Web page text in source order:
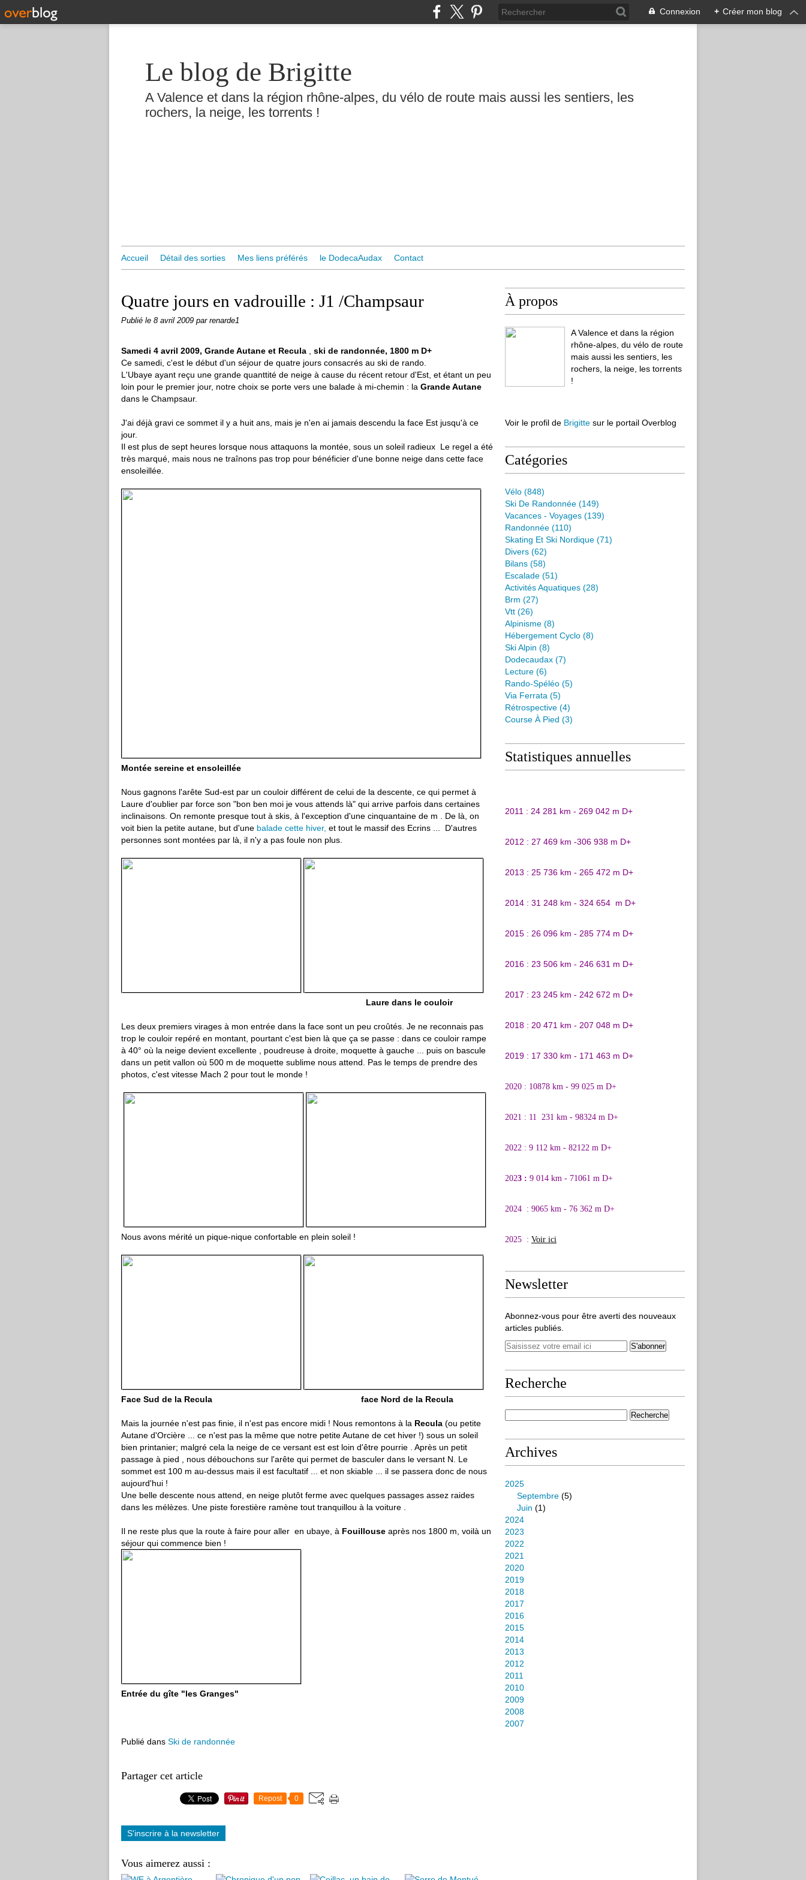
Connexion + Créer mon blog
Le blog de Brigitte
A Valence et dans la région rhône-alpes, du vélo de route mais aussi les sentiers, les
rochers, la neige, les torrents !
Accueil Détail des sorties Mes liens préférés le DodecaAudax Contact
Quatre jours en vadrouille : J1 /Champsaur
Publié le 8 avril 2009 par renarde1
Samedi 4 avril 2009, Grande Autane et Recula
ski de randonnée, 1800 m D+
Ce samedi, c'est le début d'un séjour de quatre jours consacrés au ski de rando.
L'Ubaye ayant reçu une grande quanttité de neige à cause du récent retour d'Est, et étant un peu
loin pour le premier jour, notre choix se porte vers une balade à mi-chemin : la Grande Autane
dans le Champsaur.
J'ai déjà gravi ce sommet il y a huit ans, mais je n'en ai jamais descendu la face Est jusqu'à ce
jour.
Il est plus de sept heures lorsque nous attaquons la montée, sous un soleil radieux Le regel a été
très marqué, mais nous ne traînons pas trop pour bénéficier d'une bonne neige dans cette face
ensoleillée.
Montée sereine et ensoleillée
Nous gagnons l'arête Sud-est par un couloir différent de celui de la descente, ce qui permet à
Laure d'oublier par force son "bon ben moi je vous attends là" qui arrive parfois dans certaines
inclinaisons. On remonte presque tout à skis, à l'exception d'une cinquantaine de m . De là, on
voit bien la petite autane, but d'une balade cette hiver, et tout le massif des Ecrins ... D'autres
personnes sont montées par là, il n'y a pas foule non plus.
Laure dans le couloir
Les deux premiers virages à mon entrée dans la face sont un peu croûtés. Je ne reconnais pas
trop le couloir repéré en montant, pourtant c'est bien là que ça se passe : dans ce couloir rampe
à 40° où la neige devient excellente , poudreuse à droite, moquette à gauche ... puis on bascule
dans un petit vallon où 500 m de moquette sublime nous attend. Pas le temps de prendre des
photos, c'est vitesse Mach 2 pour tout le monde !
Nous avons mérité un pique-nique confortable en plein soleil !
Face Sud de la Recula face Nord de la Recula
Mais la journée n'est pas finie, il n'est pas encore midi ! Nous remontons à la Recula (ou petite
Autane d'Orcière ... ce n'est pas la même que notre petite Autane de cet hiver !) sous un soleil
bien printanier; malgré cela la neige de ce versant est est loin d'être pourrie . Après un petit
passage à pied , nous débouchons sur l'arête qui permet de basculer dans le versant N. Le
sommet est 100 m au-dessus mais il est facultatif ... et non skiable ... il se passera donc de nous
aujourd'hui !
Une belle descente nous attend, en neige plutôt ferme avec quelques passages assez raides
dans les mélèzes. Une piste forestière ramène tout tranquillou à la voiture .
Il ne reste plus que la route à faire pour aller en ubaye, à Fouillouse après nos 1800 m, voilà un
séjour qui commence bien !
Entrée du gîte "les Granges"
Publié dans Ski de randonnée
Partager cet article
Repost 0
S'inscrire à la newsletter
Vous aimerez aussi :
À propos
A Valence et dans la région
rhône-alpes, du vélo de route
mais aussi les sentiers, les
rochers, la neige, les torrents
!
Voir le profil de Brigitte sur le portail Overblog
Catégories
Vélo (848)
Ski De Randonnée (149)
Vacances - Voyages (139)
Randonnée (110)
Skating Et Ski Nordique (71)
Divers (62)
Bilans (58)
Escalade (51)
Activités Aquatiques (28)
Brm (27)
Vtt (26)
Alpinisme (8)
Hébergement Cyclo (8)
Ski Alpin (8)
Dodecaudax (7)
Lecture (6)
Rando-Spéléo (5)
Via Ferrata (5)
Rétrospective (4)
Course À Pied (3)
Statistiques annuelles
2011 : 24 281 km - 269 042 m D+
2012 : 27 469 km -306 938 m D+
2013 : 25 736 km - 265 472 m D+
2014 : 31 248 km - 324 654 m D+
2015 : 26 096 km - 285 774 m D+
2016 : 23 506 km - 246 631 m D+
2017 : 23 245 km - 242 672 m D+
2018 : 20 471 km - 207 048 m D+
2019 : 17 330 km - 171 463 m D+
2020 : 10878 km - 99 025 m D+
2021 : 11 231 km - 98324 m D+
2022 : 9 112 km - 82122 m D+
2023 : 9 014 km - 71061 m D+
2024 : 9065 km - 76 362 m D+
2025 : Voir ici
Newsletter
Abonnez-vous pour être averti des nouveaux
articles publiés.
Recherche
Archives
2025
Septembre (5)
Juin (1)
2024
2023
2022
2021
2020
2019
2018
2017
2016
2015
2014
2013
2012
2011
2010
2009
2008
2007